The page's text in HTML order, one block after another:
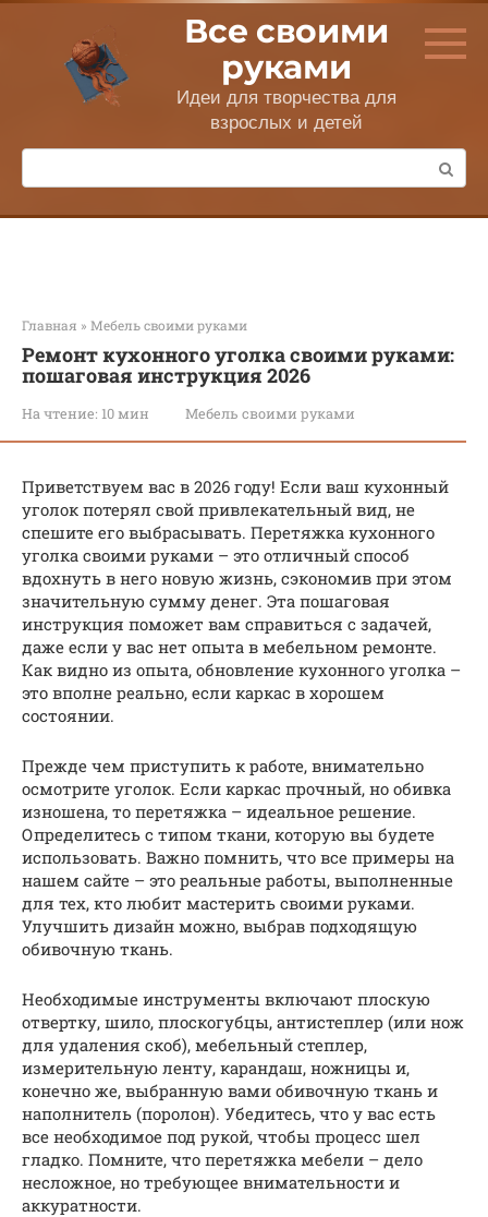
Перейти
контенту
Все своими
руками
Идеи для творчества для
взрослых и детей
Поиск:
Главная » Мебель своими руками
Ремонт кухонного уголка своими руками:
пошаговая инструкция 2026
На чтение: 10 мин Мебель своими руками
Приветствуем вас в 2026 году! Если ваш кухонный
уголок потерял свой привлекательный вид, не
спешите его выбрасывать. Перетяжка кухонного
уголка своими руками – это отличный способ
вдохнуть в него новую жизнь, сэкономив при этом
значительную сумму денег. Эта пошаговая
инструкция поможет вам справиться с задачей,
даже если у вас нет опыта в мебельном ремонте.
Как видно из опыта, обновление кухонного уголка –
это вполне реально, если каркас в хорошем
состоянии.
Прежде чем приступить к работе, внимательно
осмотрите уголок. Если каркас прочный, но обивка
изношена, то перетяжка – идеальное решение.
Определитесь с типом ткани, которую вы будете
использовать. Важно помнить, что все примеры на
нашем сайте – это реальные работы, выполненные
для тех, кто любит мастерить своими руками.
Улучшить дизайн можно, выбрав подходящую
обивочную ткань.
Необходимые инструменты включают плоскую
отвертку, шило, плоскогубцы, антистеплер (или нож
для удаления скоб), мебельный степлер,
измерительную ленту, карандаш, ножницы и,
конечно же, выбранную вами обивочную ткань и
наполнитель (поролон). Убедитесь, что у вас есть
все необходимое под рукой, чтобы процесс шел
гладко. Помните, что перетяжка мебели – дело
несложное, но требующее внимательности и
аккуратности.